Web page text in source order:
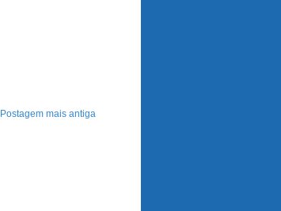
Postagem mais antiga